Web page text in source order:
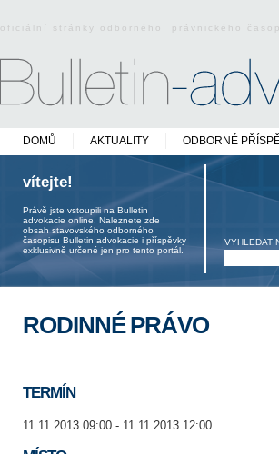
oficiální stránky odborného právnického
DOMŮ AKTUALITY ODBORNÉ
vítejte!
Právě jste vstoupili na Bulletin
advokacie online. Naleznete zde
obsah stavovského odborného
časopisu Bulletin advokacie i příspěvky
exklusivně určené jen pro tento portál.
VYHLEDAT
RODINNÉ PRÁVO
TERMÍN
11.11.2013 09:00 - 11.11.2013 12:00